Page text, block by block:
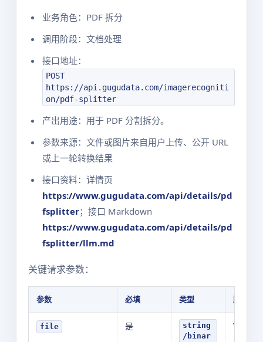
业务角色：PDF 拆分
调用阶段：文档处理
接口地址：
POST
https://api.gugudata.com/imagerecogniti
on/pdf-splitter
产出用途：用于 PDF 分割拆分。
参数来源：文件或图片来自用户上传、公开 URL
或上一轮转换结果
接口资料：详情页
https://www.gugudata.com/api/details/pd
fsplitter；接口 Markdown
https://www.gugudata.com/api/details/pd
fsplitter/llm.md
关键请求参数：
参数 必填 类型 默认值
file 是
string
/binar